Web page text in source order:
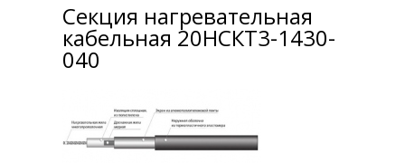
Секция нагревательная
кабельная 20НСКТ3-1430-
040